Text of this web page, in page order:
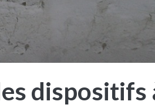
dispositifs